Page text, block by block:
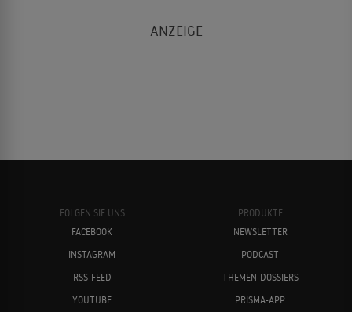
FOLGEN SIE UNS
FACEBOOK
INSTAGRAM
RSS-FEED
YOUTUBE
PRODUKTE
NEWSLETTER
PODCAST
THEMEN-DOSSIERS
PRISMA-APP